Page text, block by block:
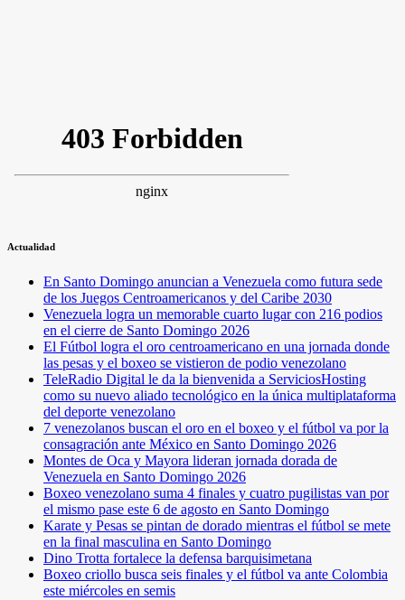
Actualidad
En Santo Domingo anuncian a Venezuela como futura sede
de los Juegos Centroamericanos y del Caribe 2030
Venezuela logra un memorable cuarto lugar con 216 podios
en el cierre de Santo Domingo 2026
El Fútbol logra el oro centroamericano en una jornada donde
las pesas y el boxeo se vistieron de podio venezolano
TeleRadio Digital le da la bienvenida a ServiciosHosting
como su nuevo aliado tecnológico en la única multiplataforma
del deporte venezolano
7 venezolanos buscan el oro en el boxeo y el fútbol va por la
consagración ante México en Santo Domingo 2026
Montes de Oca y Mayora lideran jornada dorada de
Venezuela en Santo Domingo 2026
Boxeo venezolano suma 4 finales y cuatro pugilistas van por
el mismo pase este 6 de agosto en Santo Domingo
Karate y Pesas se pintan de dorado mientras el fútbol se mete
en la final masculina en Santo Domingo
Dino Trotta fortalece la defensa barquisimetana
Boxeo criollo busca seis finales y el fútbol va ante Colombia
este miércoles en semis